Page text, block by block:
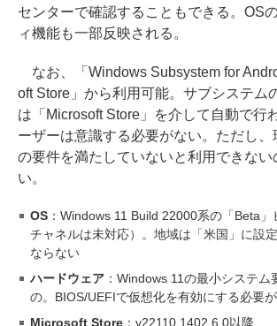
センターで確認することもできる。OS
ィ機能も一部反映される。
なお、「Windows Subsystem for
oft Store」から利用可能。サブシステム
は「Microsoft Store」を介して自動で行
ーザーは意識する必要がない。ただし
の要件を満たしていないと利用できない
い。
OS：Windows 11 Build 22000系の「Beta」
チャネルは未対応）。地域は「米国」に設
ならない
ハードウェア：Windows 11の最小システム
の。BIOS/UEFIで仮想化を有効にする必要
Microsoft Store：v22110.1402.6.0以降